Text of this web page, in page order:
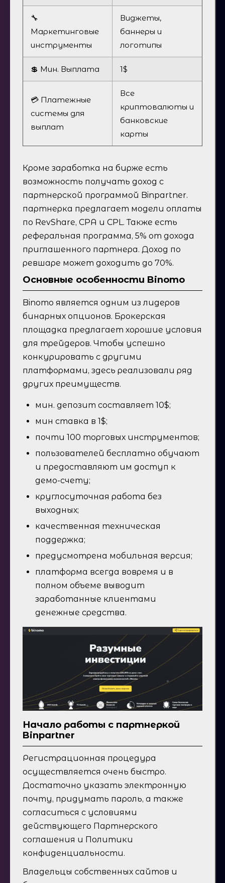
🔧
Маркетинговые
инструменты
Виджеты,
баннеры и
логотипы
💲 Мин. Выплата 1$
💳 Платежные
системы для
выплат
Все
криптовалюты и
банковские
карты
Кроме заработка на бирже есть
возможность получать доход с
партнерской программой Binpartner.
партнерка предлагает модели оплаты
по RevShare, CPA и CPL. Также есть
реферальная программа, 5% от дохода
приглашенного партнера. Доход по
ревшаре может доходить до 70%.
Основные особенности Binomo
Binomo является одним из лидеров
бинарных опционов. Брокерская
площадка предлагает хорошие условия
для трейдеров. Чтобы успешно
конкурировать с другими
платформами, здесь реализовали ряд
других преимуществ.
мин. депозит составляет 10$;
мин ставка в 1$;
почти 100 торговых инструментов;
пользователей бесплатно обучают
и предоставляют им доступ к
демо-счету;
круглосуточная работа без
выходных;
качественная техническая
поддержка;
предусмотрена мобильная версия;
платформа всегда вовремя и в
полном объеме выводит
заработанные клиентами
денежные средства.
Начало работы с партнеркой
Binpartner
Регистрационная процедура
осуществляется очень быстро.
Достаточно указать электронную
почту, придумать пароль, а также
согласиться с условиями
действующего Партнерского
соглашения и Политики
конфиденциальности.
Владельцы собственных сайтов и